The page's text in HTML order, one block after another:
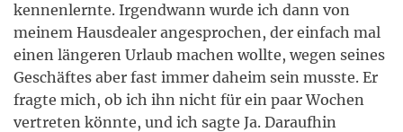
kennenlernte. Irgendwann wurde ich dann von
meinem Hausdealer angesprochen, der einfach mal
einen längeren Urlaub machen wollte, wegen seines
Geschäftes aber fast immer daheim sein musste. Er
fragte mich, ob ich ihn nicht für ein paar Wochen
vertreten könnte, und ich sagte Ja. Daraufhin